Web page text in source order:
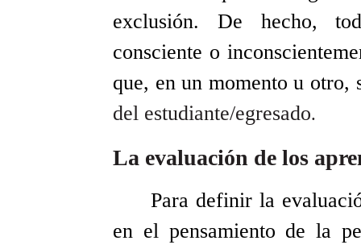
exclusión. De hecho,
consciente o
que, en un momento u
del estudiante/egresado.
La evaluación de los
Para definir la
en el pensamiento de la